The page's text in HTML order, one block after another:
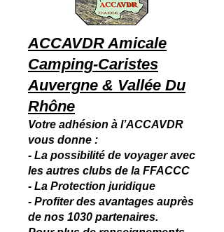
ACCAVDR Amicale
Camping-Caristes
Auvergne & Vallée Du
Rhône
Votre adhésion à l’ACCAVDR
vous donne :
- La possibilité de voyager avec
les autres clubs de la FFACCC
- La Protection juridique
- Profiter des avantages auprès
de nos 1030 partenaires.